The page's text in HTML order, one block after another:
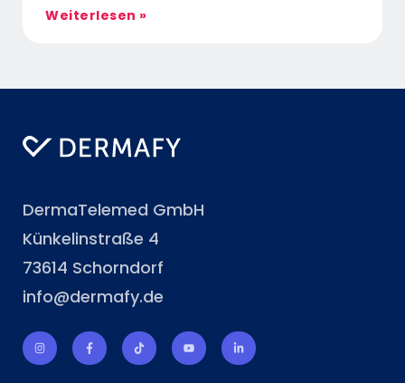
Weiterlesen »
DermaTelemed GmbH
Künkelinstraße 4
73614 Schorndorf
info@dermafy.de